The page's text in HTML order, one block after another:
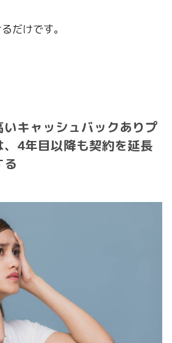
だけです。
キャッシュバックありプ
、4年目以降も契約を延長
る